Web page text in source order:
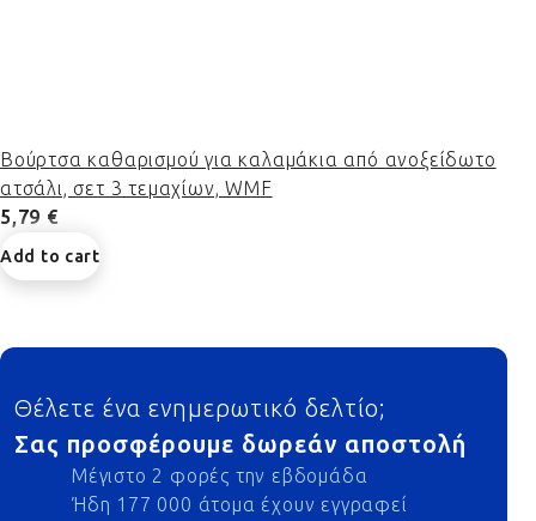
Βούρτσα καθαρισμού για καλαμάκια από ανοξείδωτο
ατσάλι, σετ 3 τεμαχίων, WMF
5,79 €
Add to cart
Footer
Θέλετε ένα ενημερωτικό δελτίο;
Σας προσφέρουμε δωρεάν αποστολή
Μέγιστο 2 φορές την εβδομάδα
Ήδη 177 000 άτομα έχουν εγγραφεί